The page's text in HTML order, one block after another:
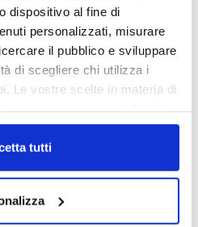
dispositivo al fine di
personalizzati, misurare
il pubblico e sviluppare
di scegliere chi utilizza i
Le vostre scelte in materia di
scelte. È possibile
consenso in qualsiasi
sui cookie o facendo clic
tutti
anche per l'anno
consegne che hanno
sanitaria
hanno interessato
dei Comuni.